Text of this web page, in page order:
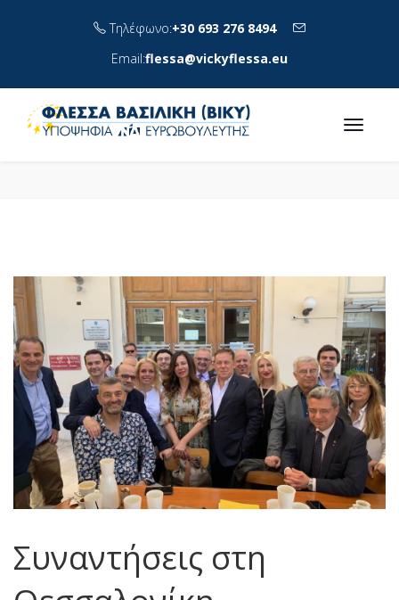
Τηλέφωνο:+30 693 276 8494
Email:flessa@vickyflessa.eu
Συναντήσεις στη